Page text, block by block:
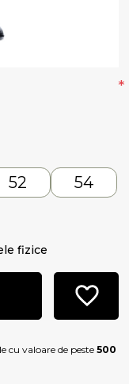
*
52
54
fizice
cu valoare de peste500